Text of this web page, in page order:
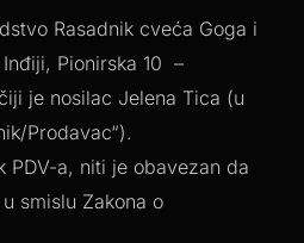
Rasadnik cveća Goga i
Pionirska 10 –
je nosilac Jelena Tica (u
Prodavac“).
PDV-a, niti je obavezan da
smislu Zakona o